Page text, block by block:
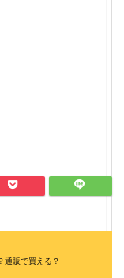
通販で買える？